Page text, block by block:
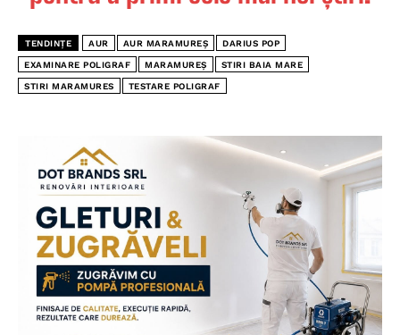
TENDINȚE AUR AUR MARAMUREȘ DARIUS POP
EXAMINARE POLIGRAF MARAMUREȘ STIRI BAIA MARE
STIRI MARAMURES TESTARE POLIGRAF